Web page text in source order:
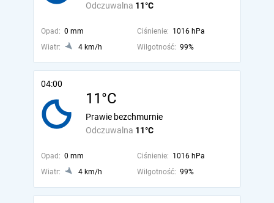
Odczuwalna 11°C
Opad: 0 mm Ciśnienie: 1016 hPa
Wiatr:
4 km/h Wilgotność: 99%
04:00
11°C
Odczuwalna 11°C
Prawie bezchmurnie
Opad: 0 mm Ciśnienie: 1016 hPa
Wiatr:
4 km/h Wilgotność: 99%